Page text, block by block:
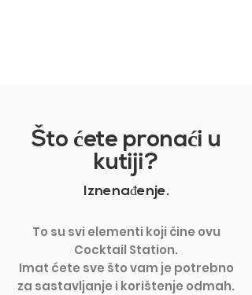
Što ćete pronaći u
kutiji?
Iznenađenje.
To su svi elementi koji čine ovu
Cocktail Station.
Imat ćete sve što vam je potrebno
za sastavljanje i korištenje odmah.